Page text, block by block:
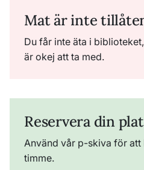
Mat är inte
Du får inte äta i
är okej att ta med.
Reservera din
Använd vår p-skiva för att
timme.